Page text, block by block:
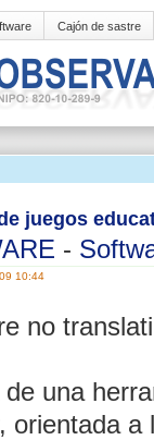
Cajón de sastre
juegos
-
10:44
no
una
orientada a